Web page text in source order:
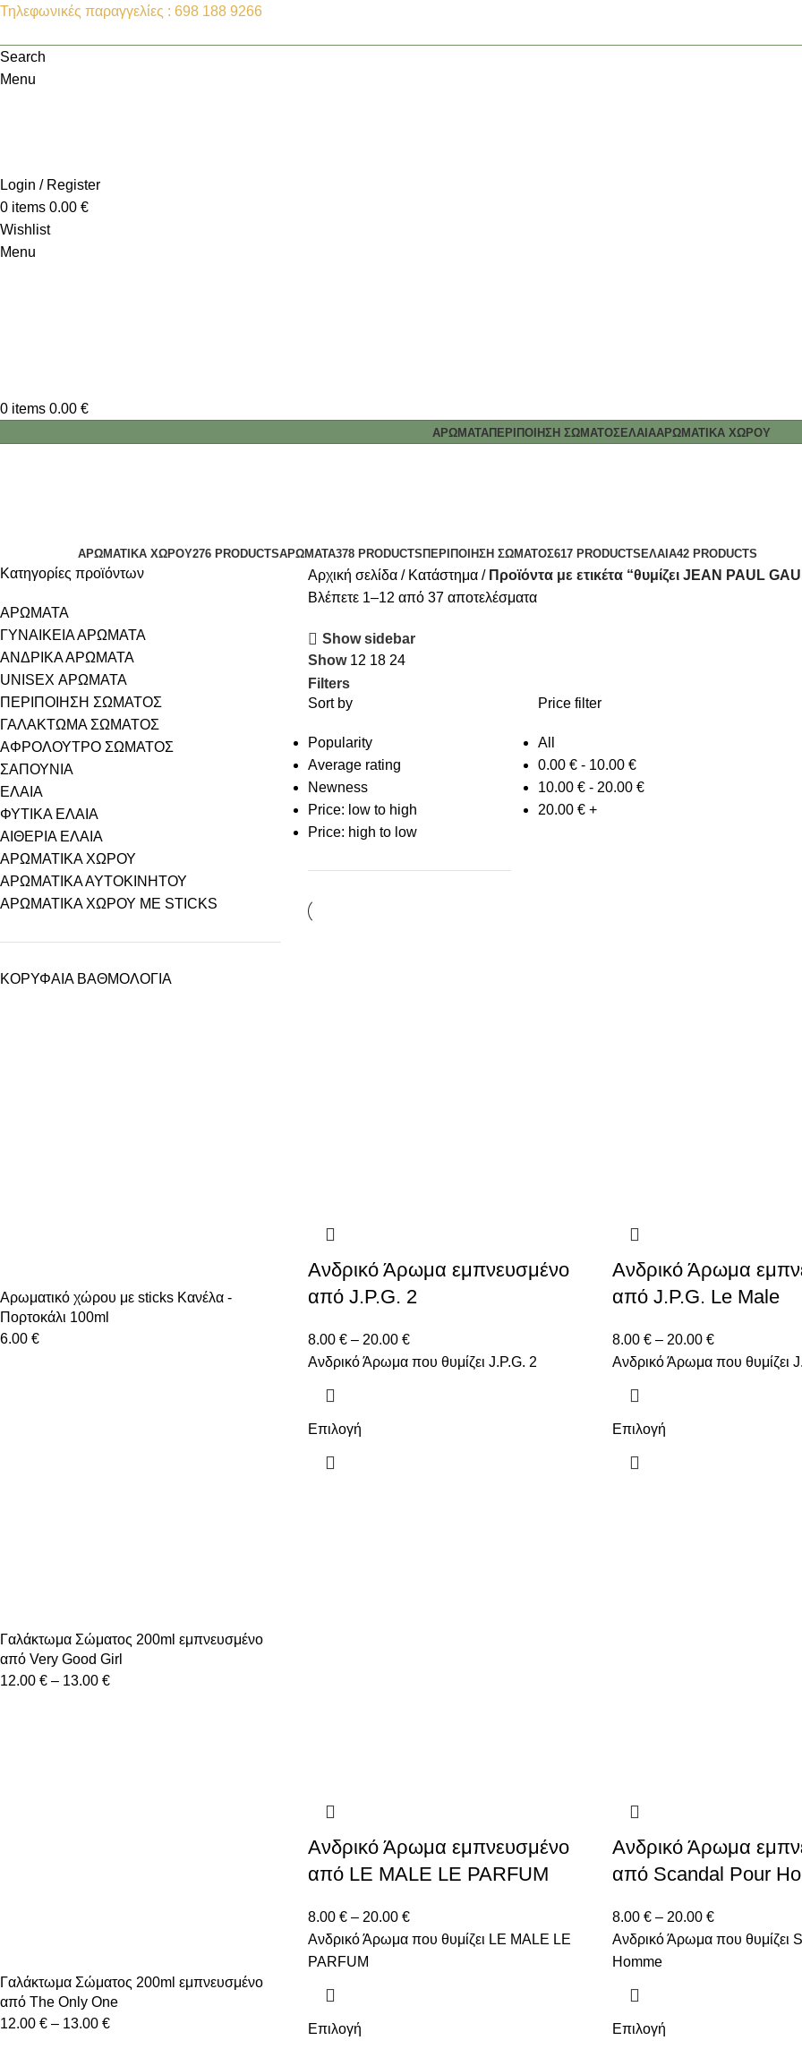
Τηλεφωνικές παραγγελίες : 698 188 9266
Search
Menu
Login / Register
0 items 0.00 €
Wishlist
Menu
0 items 0.00 €
ΑΡΩΜΑΤΑΠΕΡΙΠΟΙΗΣΗ ΣΩΜΑΤΟΣ ΕΛΑΙΑΑΡΩΜΑΤΙΚΑ ΧΩΡΟΥ
ΑΡΩΜΑΤΙΚΑ ΧΩΡΟΥ276 PRODUCTSΑΡΩΜΑΤΑ378 PRODUCTS ΠΕΡΙΠΟΙΗΣΗ ΣΩΜΑΤΟΣ617 PRODUCTS ΕΛΑΙΑ42 PRODUCTS
Κατηγορίες προϊόντων
ΑΡΩΜΑΤΑ
ΓΥΝΑΙΚΕΙΑ ΑΡΩΜΑΤΑ
ΑΝΔΡΙΚΑ ΑΡΩΜΑΤΑ
UNISEX ΑΡΩΜΑΤΑ
ΠΕΡΙΠΟΙΗΣΗ ΣΩΜΑΤΟΣ
ΓΑΛΑΚΤΩΜΑ ΣΩΜΑΤΟΣ
ΑΦΡΟΛΟΥΤΡΟ ΣΩΜΑΤΟΣ
ΣΑΠΟΥΝΙΑ
ΕΛΑΙΑ
ΦΥΤΙΚΑ ΕΛΑΙΑ
ΑΙΘΕΡΙΑ ΕΛΑΙΑ
ΑΡΩΜΑΤΙΚΑ ΧΩΡΟΥ
ΑΡΩΜΑΤΙΚΑ ΑΥΤΟΚΙΝΗΤΟΥ
ΑΡΩΜΑΤΙΚΑ ΧΩΡΟΥ ΜΕ STICKS
ΚΟΡΥΦΑΙΑ ΒΑΘΜΟΛΟΓΙΑ
Αρωματικό χώρου με sticks Κανέλα -
Πορτοκάλι 100ml
6.00 €
Γαλάκτωμα Σώματος 200ml εμπνευσμένο
από Very Good Girl
12.00 € – 13.00 €
Γαλάκτωμα Σώματος 200ml εμπνευσμένο
από The Only One
12.00 € – 13.00 €
Αρχική σελίδα Κατάστημα
Προϊόντα με ετικέτα “θυμίζει JEAN PAUL
Βλέπετε 1–12 από 37 αποτελέσματα
Show sidebar
Show 12 18 24
Filters
Sort by
Popularity
Average rating
Newness
Price: low to high
Price: high to low
Price filter
All
0.00€ - 10.00€
10.00€ -20.00€
20.00€ +
Ανδρικό Άρωμα εμπνευσμένο
από J.P.G. 2
8.00 € – 20.00 €
Ανδρικό Άρωμα που θυμίζει J.P.G. 2
Επιλογή
Ανδρικό Άρωμα
από J.P.G. Le Male
8.00 € – 20.00 €
Ανδρικό Άρωμα που θυμίζει
Επιλογή
Ανδρικό Άρωμα εμπνευσμένο
από LE MALE LE PARFUM
8.00 € – 20.00 €
Ανδρικό Άρωμα που θυμίζει LE MALE LE
PARFUM
Επιλογή
Ανδρικό Άρωμα
από Scandal Pour
8.00 € – 20.00 €
Ανδρικό Άρωμα που θυμίζει
Homme
Επιλογή